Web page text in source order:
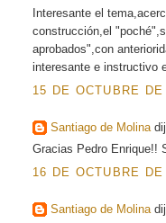
Interesante el
construcción,el
aprobados",con
interesante e instructivo
15 DE OCTUBRE
Santiago de Molina
Gracias Pedro Enrique!!
16 DE OCTUBRE
Santiago de Molina